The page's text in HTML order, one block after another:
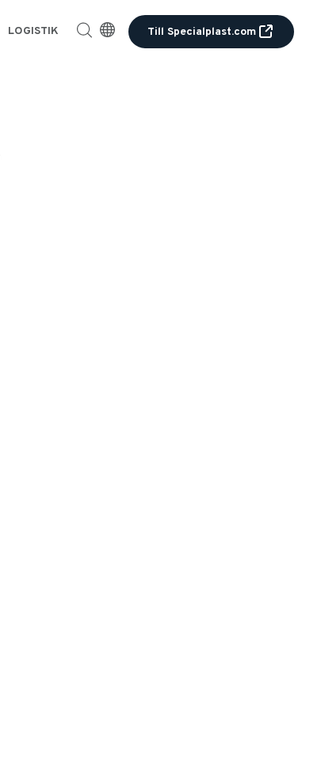
LOGISTIK Till Specialplast.com